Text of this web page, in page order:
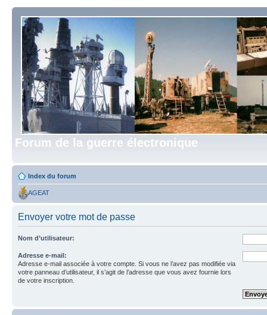
Forum de la guerre électronique
Index du forum
AGEAT
Envoyer votre mot de passe
Nom d’utilisateur:
Adresse e-mail:
Adresse e-mail associée à votre compte. Si vous ne l’avez pas modifiée via
votre panneau d’utilisateur, il s’agit de l’adresse que vous avez fournie lors
de votre inscription.